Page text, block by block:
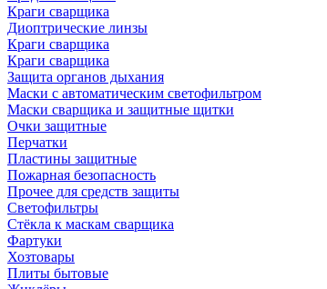
Краги сварщика
Диоптрические линзы
Краги сварщика
Краги сварщика
Защита органов дыхания
Маски с автоматическим светофильтром
Маски сварщика и защитные щитки
Очки защитные
Перчатки
Пластины защитные
Пожарная безопасность
Прочее для средств защиты
Светофильтры
Стёкла к маскам сварщика
Фартуки
Хозтовары
Плиты бытовые